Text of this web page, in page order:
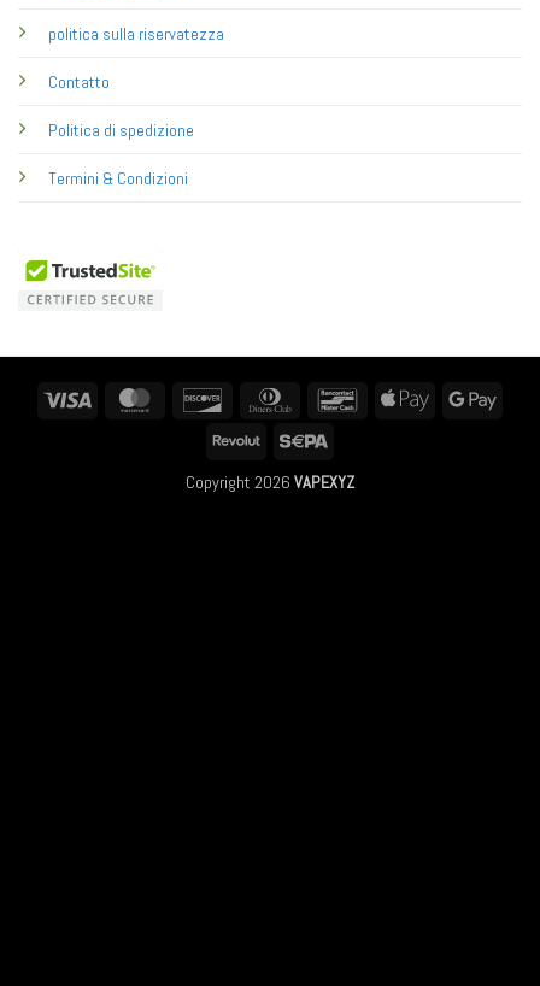
politica sulla riservatezza
Contatto
Politica di spedizione
Termini & Condizioni
MasterCard Discover
Dinners
BancontactApple
Revolut
Copyright 2026 VAPEXYZ